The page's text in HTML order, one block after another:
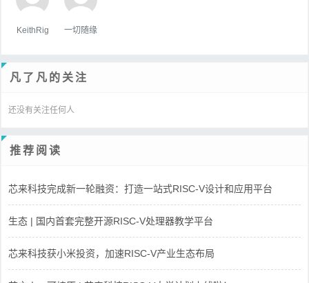
KeithRig 一切随缘
凡了凡的关注
还没有关注任何人
推荐阅读
芯来科技完成新一轮融资：打造一站式RISC-V设计和应用平台
生态 | 国内首套完整开源RISC-V处理器教学平台
芯来科技获小米投资，加速RISC-V产业生态布局